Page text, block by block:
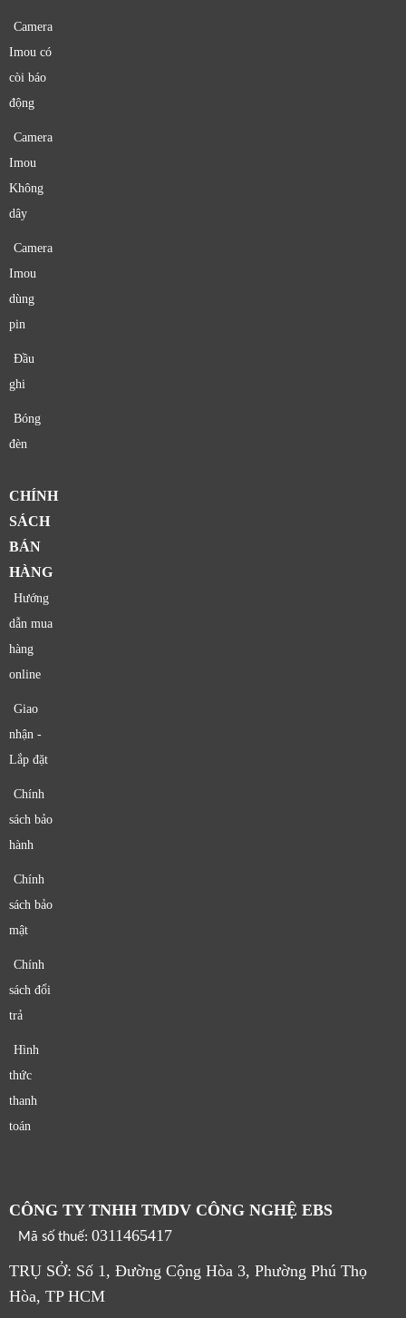
CÔNG TY TNHH TMDV CÔNG NGHỆ EBS
Mã số thuế: 0311465417
TRỤ SỞ: Số 1, Đường Cộng Hòa 3, Phường Phú Thọ
Hòa, TP HCM
Camera
Imou có
còi báo
động
Camera
Imou
Không
dây
Camera
Imou
dùng
pin
Đầu
ghi
Bóng
đèn
CHÍNH
SÁCH
BÁN
HÀNG
Hướng
dẫn mua
hàng
online
Giao
nhận -
Lắp đặt
Chính
sách bảo
hành
Chính
sách bảo
mật
Chính
sách đổi
trả
Hình
thức
thanh
toán